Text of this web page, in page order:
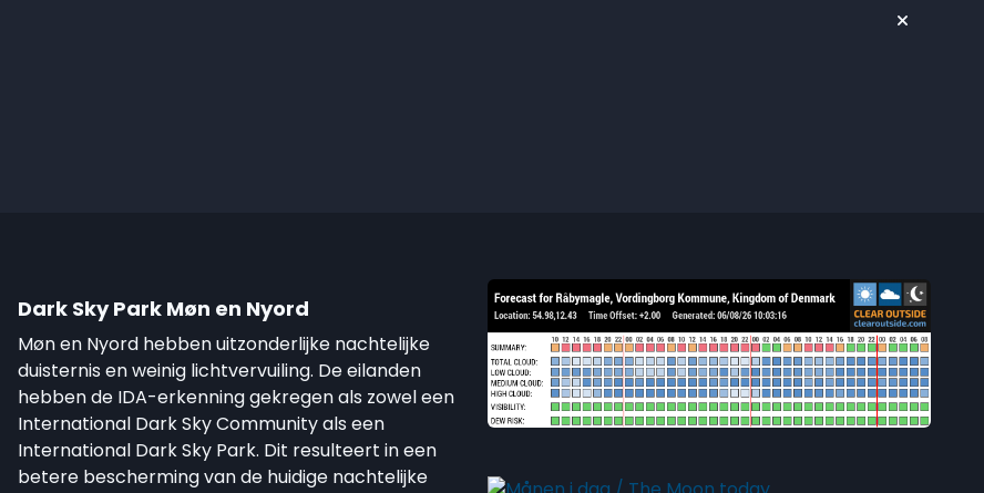
Dark Sky Park Møn en Nyord
Møn en Nyord hebben uitzonderlijke nachtelijke
duisternis en weinig lichtvervuiling. De eilanden
hebben de IDA-erkenning gekregen als zowel een
International Dark Sky Community als een
International Dark Sky Park. Dit resulteert in een
betere bescherming van de huidige nachtelijke